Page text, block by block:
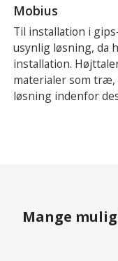
Mobius
Til installation i
usynlig løsning, da
installation.
materialer som
løsning indenfor
Mange